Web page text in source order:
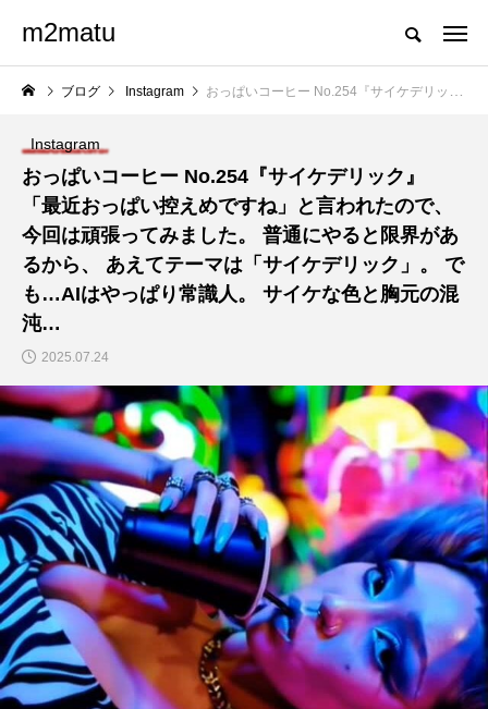
m2matu
ブログ Instagram おっぱいコーヒー No.254『サイケデリック』 「最近おっぱい控えめですね」と言われたので、 今回は頑張ってみました。 普通にやると限界があるから、 あえてテーマは「サイケデリック」。 でも…AIはやっぱり常識人。 サイケな色と胸元の混沌…
Instagram
おっぱいコーヒー No.254『サイケデリック』
「最近おっぱい控えめですね」と言われたので、
今回は頑張ってみました。 普通にやると限界があ
るから、 あえてテーマは「サイケデリック」。 で
も…AIはやっぱり常識人。 サイケな色と胸元の混
沌…
2025.07.24